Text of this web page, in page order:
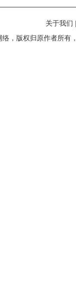
关于我们
，版权归原作者所